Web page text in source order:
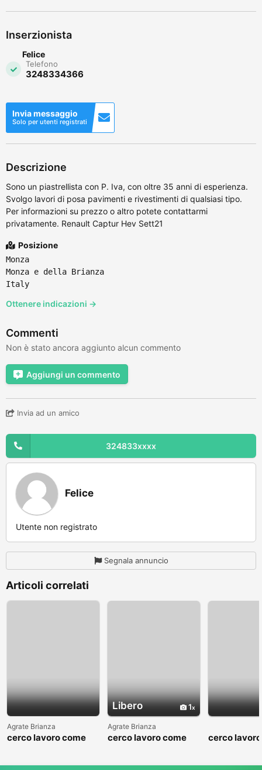
Inserzionista
Felice
Telefono
3248334366
Invia messaggio
Solo per utenti registrati
Descrizione
Sono un piastrellista con P. Iva, con oltre 35 anni di esperienza.
Svolgo lavori di posa pavimenti e rivestimenti di qualsiasi tipo.
Per informazioni su prezzo o altro potete contattarmi
privatamente. Renault Captur Hev Sett21
Posizione
Monza
Monza e della Brianza
Italy
Ottenere indicazioni →
Commenti
Non è stato ancora aggiunto alcun commento
Aggiungi un commento
Invia ad un amico
324833xxxx
Felice
Utente non registrato
Segnala annuncio
Articoli correlati
Agrate Brianza
cerco lavoro come
Libero 1
Agrate Brianza
cerco lavoro come
cerco